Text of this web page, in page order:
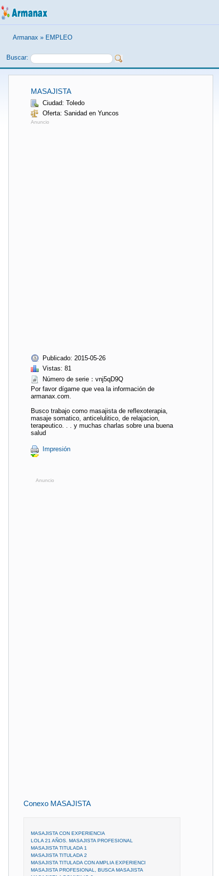
Armanax » EMPLEO
Buscar:
MASAJISTA
Ciudad: Toledo
Oferta: Sanidad en Yuncos
Anuncio
Publicado: 2015-05-26
Vistas: 81
Número de serie：vnj5qD9Q
Por favor dígame que vea la información de
armanax.com.
Busco trabajo como masajista de reflexoterapia,
masaje somatico, anticelulitico, de relajacion,
terapeutico. . . y muchas charlas sobre una buena
salud
Impresión
Anuncio
Conexo MASAJISTA
MASAJISTA CON EXPERIENCIA
LOLA 21 AÑOS. MASAJISTA PROFESIONAL
MASAJISTA TITULADA 1
MASAJISTA TITULADA 2
MASAJISTA TITULADA CON AMPLIA EXPERIENCI
MASAJISTA PROFESIONAL, BUSCA MASAJISTA